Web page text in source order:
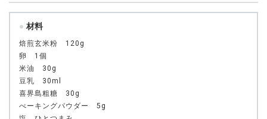
材料
焙煎玄米粉 120g
卵 1個
米油 30g
豆乳 30ml
喜界島粗糖 30g
べーキングパウダー 5g